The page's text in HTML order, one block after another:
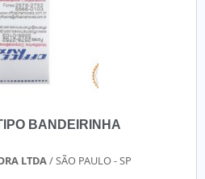
BANDEIRINHA
LTDA/ SÃO PAULO - SP